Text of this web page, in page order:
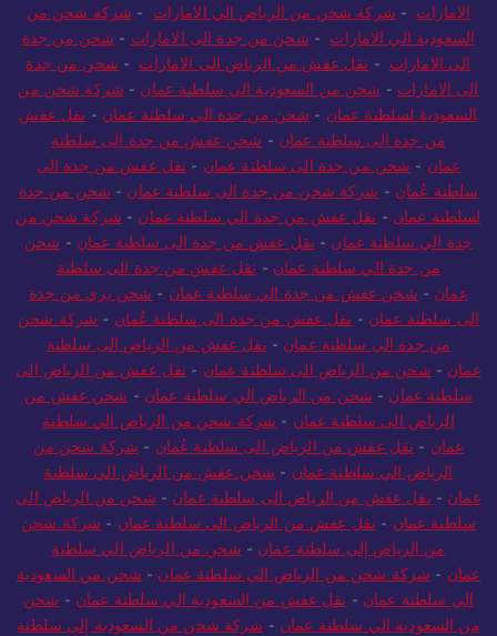
الامارات - شركة شحن من الرياض الي الامارات - شركة شحن من
السعودية الي الامارات - شحن من جدة الى الامارات - شحن من جدة
الى الامارات - نقل عفش من الرياض الى الامارات - شحن من جدة
الى الامارات - شحن من السعودية الى سلطنة عمان - شركة شحن من
السعودية لسلطنة عمان - شحن من جدة الي سلطنة عمان - نقل عفش
من جدة الى سلطنة عمان - شحن عفش من جدة الى سلطنة
عمان - شحن من جدة الى سلطنة عمان - نقل عفش من جدة الى
سلطنة عُمان - شركة شحن من جدة الى سلطنة عمان - شحن من جدة
لسلطنة عمان - نقل عفش من جدة الي سلطنة عمان - شركة شحن من
جدة الي سلطنة عمان - نقل عفش من جدة الى سلطنة عمان - شحن
من جدة الي سلطنة عمان - نقل عفش من جدة الى سلطنة
عمان - شحن عفش من جدة الي سلطنة عمان - شحن بري من جدة
الى سلطنة عمان - نقل عفش من جدة الى سلطنة عُمان - شركة شحن
من جدة الي سلطنة عمان - نقل عفش من الرياض الى سلطنة
عمان - شحن من الرياض الى سلطنة عمان - نقل عفش من الرياض الى
سلطنة عمان - شحن من الرياض الي سلطنة عمان - شحن عفش من
الرياض الى سلطنة عمان - شركة شحن من الرياض الي سلطنة
عمان - نقل عفش من الرياض الى سلطنة عُمان - شركة شحن من
الرياض الي سلطنة عمان - شحن عفش من الرياض الي سلطنة
عمان - نقل عفش من الرياض الى سلطنة عمان - شحن من الرياض الى
سلطنة عمان - نقل عفش من الرياض الى سلطنة عمان - شركة شحن
من الرياض إلى سلطنة عمان - شحن من الرياض الي سلطنة
عمان - شركة شحن من الرياض الي سلطنة عمان - شحن من السعودية
الي سلطنة عمان - نقل عفش من السعودية الي سلطنة عمان - شحن
من السعودية الي سلطنة عمان - شركة شحن من السعودية إلى سلطنة